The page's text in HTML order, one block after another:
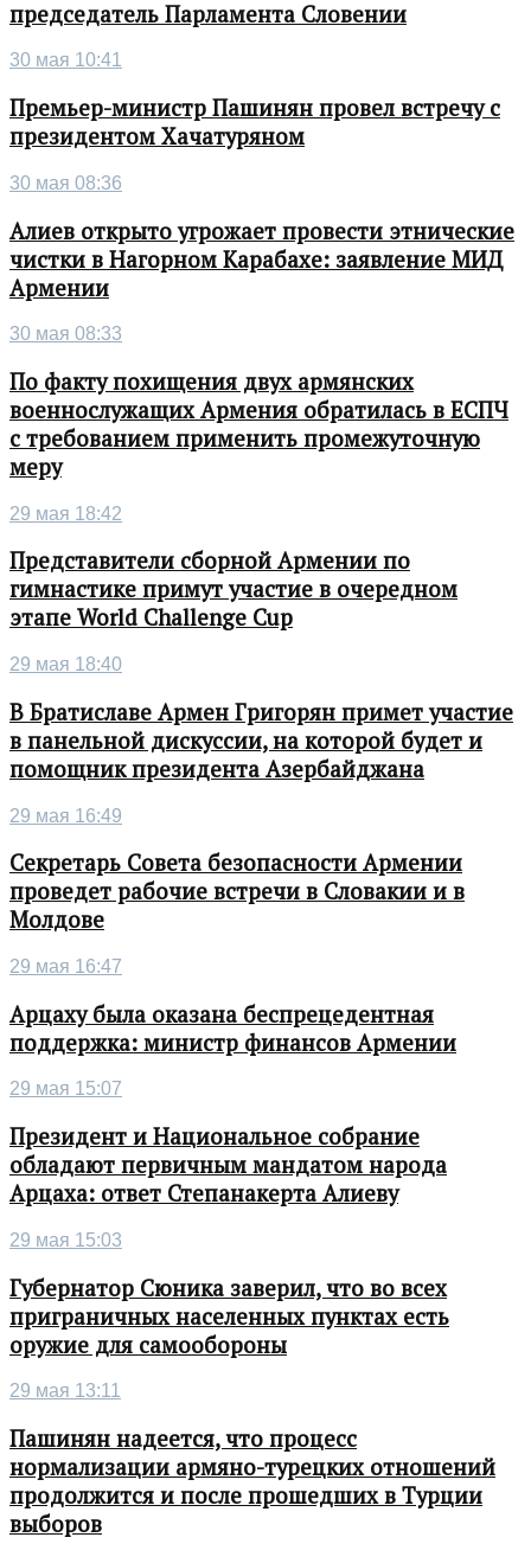
председатель Парламента Словении
30 мая 10:41
Премьер-министр Пашинян провел встречу с
президентом Хачатуряном
30 мая 08:36
Алиев открыто угрожает провести этнические
чистки в Нагорном Карабахе: заявление МИД
Армении
30 мая 08:33
По факту похищения двух армянских
военнослужащих Армения обратилась в ЕСПЧ
с требованием применить промежуточную
меру
29 мая 18:42
Представители сборной Армении по
гимнастике примут участие в очередном
этапе World Challenge Cup
29 мая 18:40
В Братиславе Армен Григорян примет участие
в панельной дискуссии, на которой будет и
помощник президента Азербайджана
29 мая 16:49
Секретарь Совета безопасности Армении
проведет рабочие встречи в Словакии и в
Молдове
29 мая 16:47
Арцаху была оказана беспрецедентная
поддержка: министр финансов Армении
29 мая 15:07
Президент и Национальное собрание
обладают первичным мандатом народа
Арцаха: ответ Степанакерта Алиеву
29 мая 15:03
Губернатор Сюника заверил, что во всех
приграничных населенных пунктах есть
оружие для самообороны
29 мая 13:11
Пашинян надеется, что процесс
нормализации армяно-турецких отношений
продолжится и после прошедших в Турции
выборов